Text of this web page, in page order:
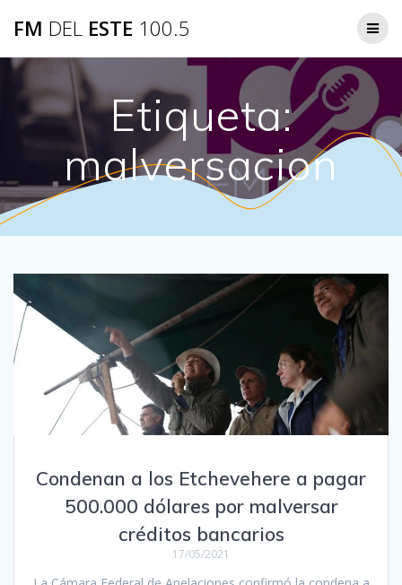
FM DEL ESTE 100.5
Etiqueta:
malversacion
Condenan a los Etchevehere a pagar
500.000 dólares por malversar
créditos bancarios
17/05/2021